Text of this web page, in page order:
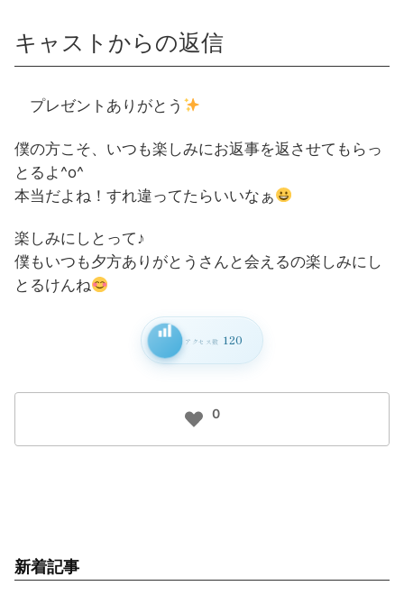
キャストからの返信
プレゼントありがとう
僕の方こそ、いつも楽しみにお返事を返させてもらっ
とるよ^o^
本当だよね！すれ違ってたらいいなぁ
楽しみにしとって♪
僕もいつも夕方ありがとうさんと会えるの楽しみにし
とるけんね
アクセス数 120
0
新着記事